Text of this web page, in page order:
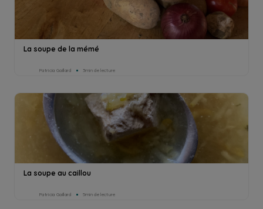
La soupe de la mémé
Patricia Gaillard 3min de lecture
La soupe au caillou
Patricia Gaillard 5min de lecture